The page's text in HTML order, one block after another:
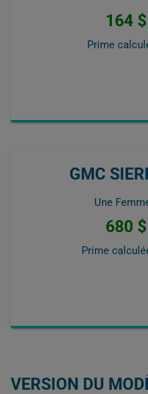
164
Prime
GMC
Une
680
Prime
VERSION DU